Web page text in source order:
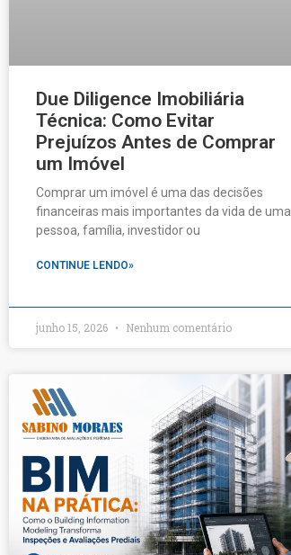
Due Diligence Imobiliária
Técnica: Como Evitar
Prejuízos Antes de Comprar
um Imóvel
Comprar um imóvel é uma das decisões
financeiras mais importantes da vida de uma
pessoa, família, investidor ou
CONTINUE LENDO»
junho 15, 2026 Nenhum comentário